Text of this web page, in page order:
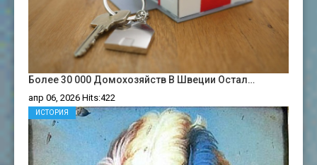
Более 30 000 Домохозяйств В Швеции Остал…
апр 06, 2026 Hits:422
ИСТОРИЯ